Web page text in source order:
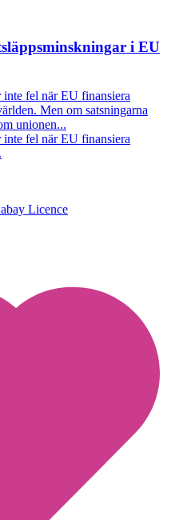
i EU
inte fel när EU finansiera
Men om satsningarna
unionen...
inte fel när EU finansiera
Licence